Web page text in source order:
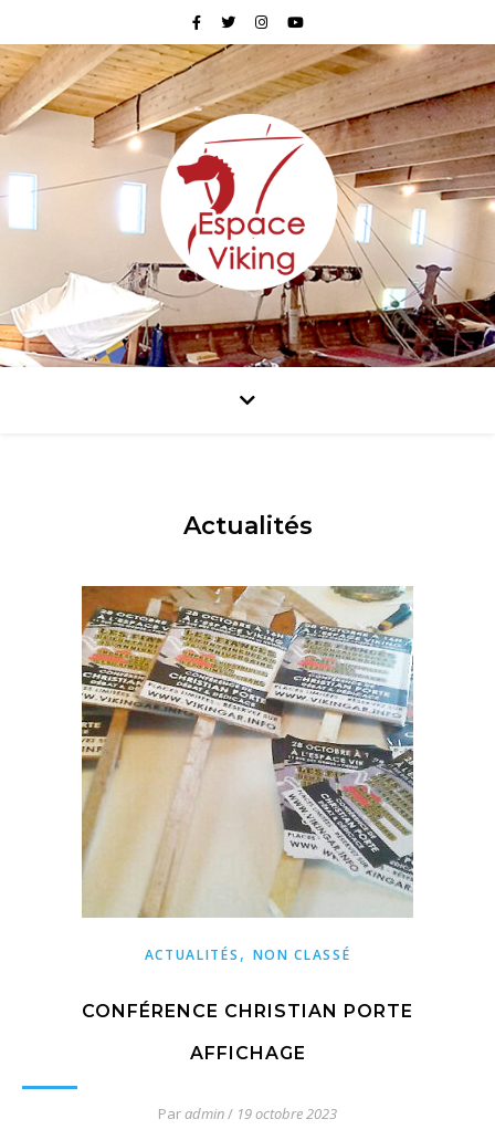
Actualités
ACTUALITÉS , NON CLASSÉ
CONFÉRENCE CHRISTIAN PORTE
AFFICHAGE
Paradmin/ 19 octobre 2023